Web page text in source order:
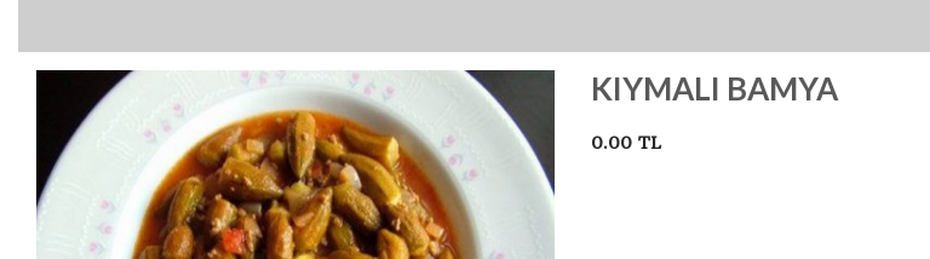
KIYMALI BAMYA
0.00 TL